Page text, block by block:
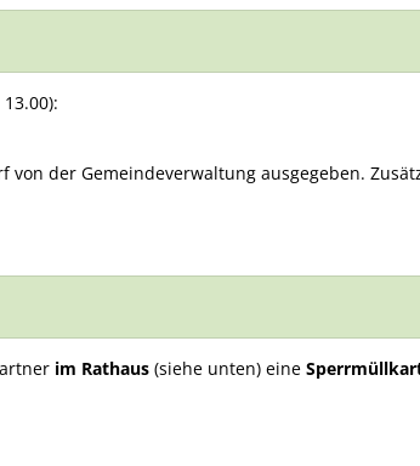
der Gemeindeverwaltung ausgegeben.
im Rathaus (siehe unten) eine